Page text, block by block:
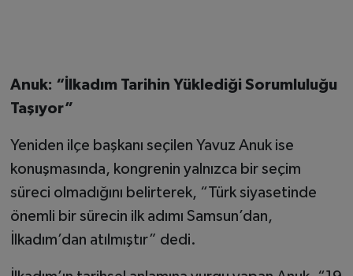
Anuk: “İlkadım Tarihin Yüklediği Sorumluluğu
Taşıyor”
Yeniden ilçe başkanı seçilen Yavuz Anuk ise
konuşmasında, kongrenin yalnızca bir seçim
süreci olmadığını belirterek, “Türk siyasetinde
önemli bir sürecin ilk adımı Samsun’dan,
İlkadım’dan atılmıştır” dedi.